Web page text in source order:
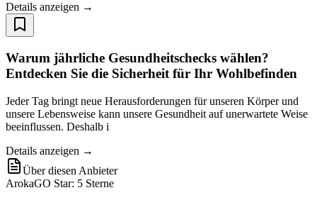
Details anzeigen →
Warum jährliche Gesundheitschecks wählen?
Entdecken Sie die Sicherheit für Ihr Wohlbefinden
Jeder Tag bringt neue Herausforderungen für unseren Körper und
unsere Lebensweise kann unsere Gesundheit auf unerwartete Weise
beeinflussen. Deshalb i
Details anzeigen →
Über diesen Anbieter
ArokaGO Star: 5 Sterne